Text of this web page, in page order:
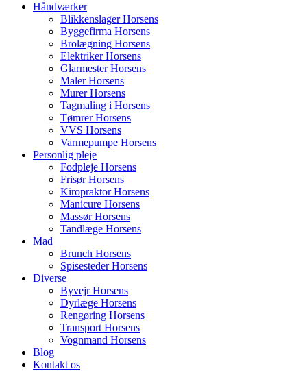
Håndværker
Blikkenslager Horsens
Byggefirma Horsens
Brolægning Horsens
Elektriker Horsens
Glarmester Horsens
Maler Horsens
Murer Horsens
Tagmaling i Horsens
Tømrer Horsens
VVS Horsens
Varmepumpe Horsens
Personlig pleje
Fodpleje Horsens
Frisør Horsens
Kiropraktor Horsens
Manicure Horsens
Massør Horsens
Tandlæge Horsens
Mad
Brunch Horsens
Spisesteder Horsens
Diverse
Byvejr Horsens
Dyrlæge Horsens
Rengøring Horsens
Transport Horsens
Vognmand Horsens
Blog
Kontakt os